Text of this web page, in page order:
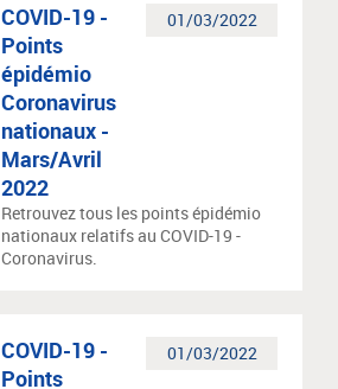
01/03/2022
COVID-19 -
Points
épidémio
Coronavirus
nationaux -
Mars/Avril
2022
Retrouvez tous les points épidémio
nationaux relatifs au COVID-19 -
Coronavirus.
01/03/2022
COVID-19 -
Points